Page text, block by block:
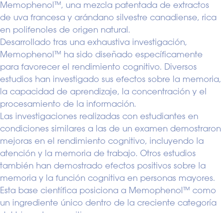
Memophenol™, una mezcla patentada de extractos
de uva francesa y arándano silvestre canadiense, rica
en polifenoles de origen natural.
Desarrollado tras una exhaustiva investigación,
Memophenol™ ha sido diseñado específicamente
para favorecer el rendimiento cognitivo. Diversos
estudios han investigado sus efectos sobre la memoria,
la capacidad de aprendizaje, la concentración y el
procesamiento de la información.
Las investigaciones realizadas con estudiantes en
condiciones similares a las de un examen demostraron
mejoras en el rendimiento cognitivo, incluyendo la
atención y la memoria de trabajo. Otros estudios
también han demostrado efectos positivos sobre la
memoria y la función cognitiva en personas mayores.
Esta base científica posiciona a Memophenol™ como
un ingrediente único dentro de la creciente categoría